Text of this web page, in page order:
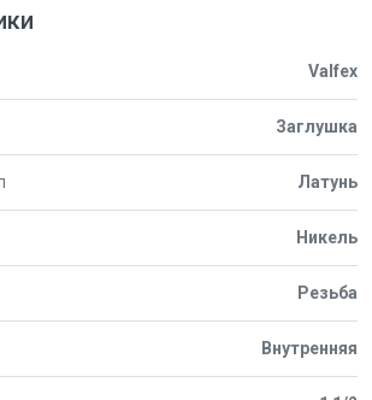
Valfex
Заглушка
Латунь
Никель
Резьба
Внутренняя